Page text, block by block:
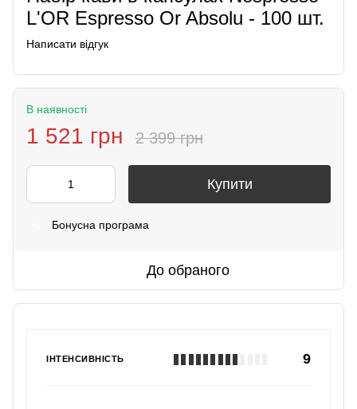
L'OR Espresso Or Absolu - 100 шт.
Написати відгук
В наявності
1 521 грн 2 399 грн
Купити
Бонусна програма
До обраного
ІНТЕНСИВНІСТЬ 9